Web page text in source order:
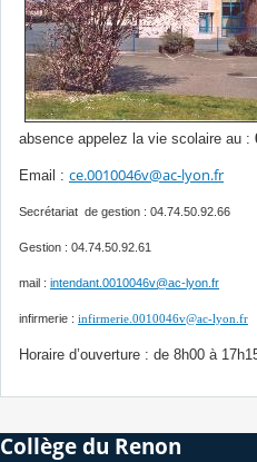
absence appelez la vie scolaire au :
Email : ce.0010046v@ac-lyon.fr
Secrétariat de gestion : 04.74.50.92.66
Gestion : 04.74.50.92.61
mail : intendant.0010046v@ac-lyon.fr
infirmerie : infirmerie.0010046v@ac-lyon.fr
Horaire d’ouverture : de 8h00 à
Collège du Renon